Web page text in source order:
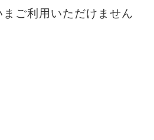
ご利用いただけません